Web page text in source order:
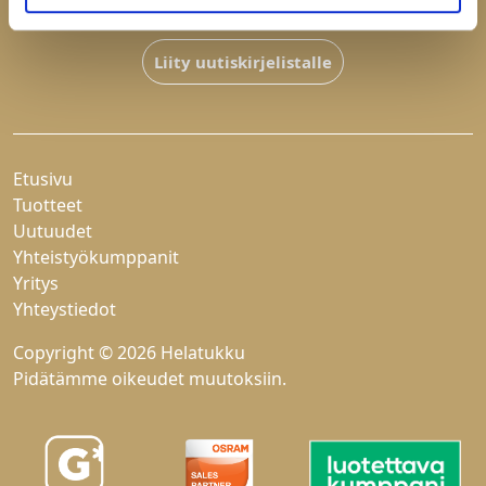
Liity uutiskirjelistalle
Etusivu
Tuotteet
Uutuudet
Yhteistyökumppanit
Yritys
Yhteystiedot
Copyright © 2026 Helatukku
Pidätämme oikeudet muutoksiin.